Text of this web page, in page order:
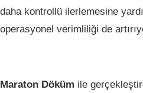
daha kontrollü ilerlemesine
operasyonel verimliliği de
Maraton Döküm ile